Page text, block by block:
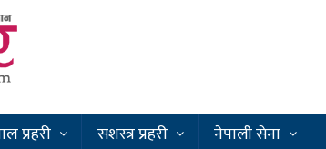
प्रहरी सशस्त्र प्रहरी नेपाली सेना